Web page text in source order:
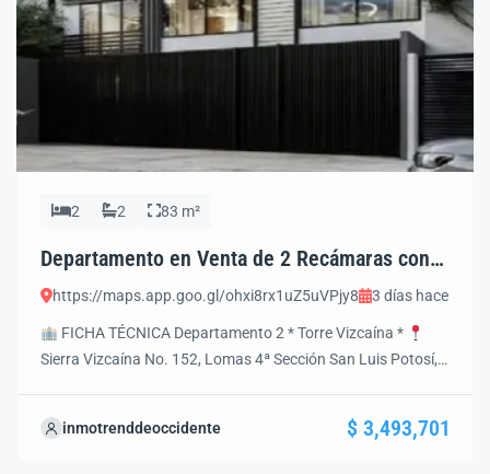
2 2 83 m²
Departamento en Venta de 2 Recámaras con
Acabados de Lujo | Lomas 4ª Sección | Torre
Vizcaína SLP
https://maps.app.goo.gl/ohxi8rx1uZ5uVPjy8 3 días hace
FICHA TÉCNICA Departamento 2 * Torre Vizcaína *
Sierra Vizcaína No. 152, Lomas 4ª Sección San Luis Potosí,
Características Generales
Superficie: 83.99 m²
inmotrenddeoccidente $ 3,493,701